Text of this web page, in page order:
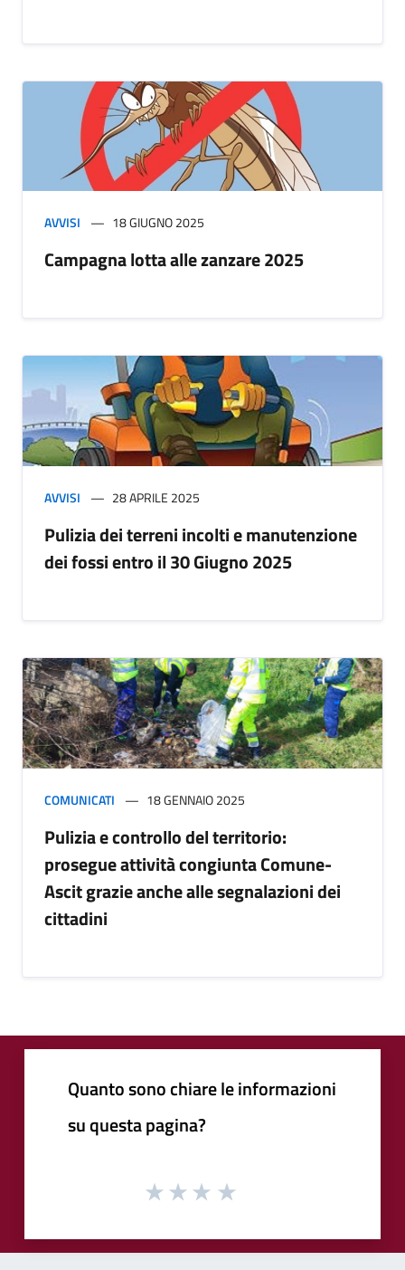
AVVISI 18 GIUGNO 2025
Campagna lotta alle zanzare 2025
AVVISI 28 APRILE 2025
Pulizia dei terreni incolti e manutenzione
dei fossi entro il 30 Giugno 2025
COMUNICATI 18 GENNAIO 2025
Pulizia e controllo del territorio:
prosegue attività congiunta Comune-
Ascit grazie anche alle segnalazioni dei
cittadini
Quanto sono chiare le informazioni
su questa pagina?